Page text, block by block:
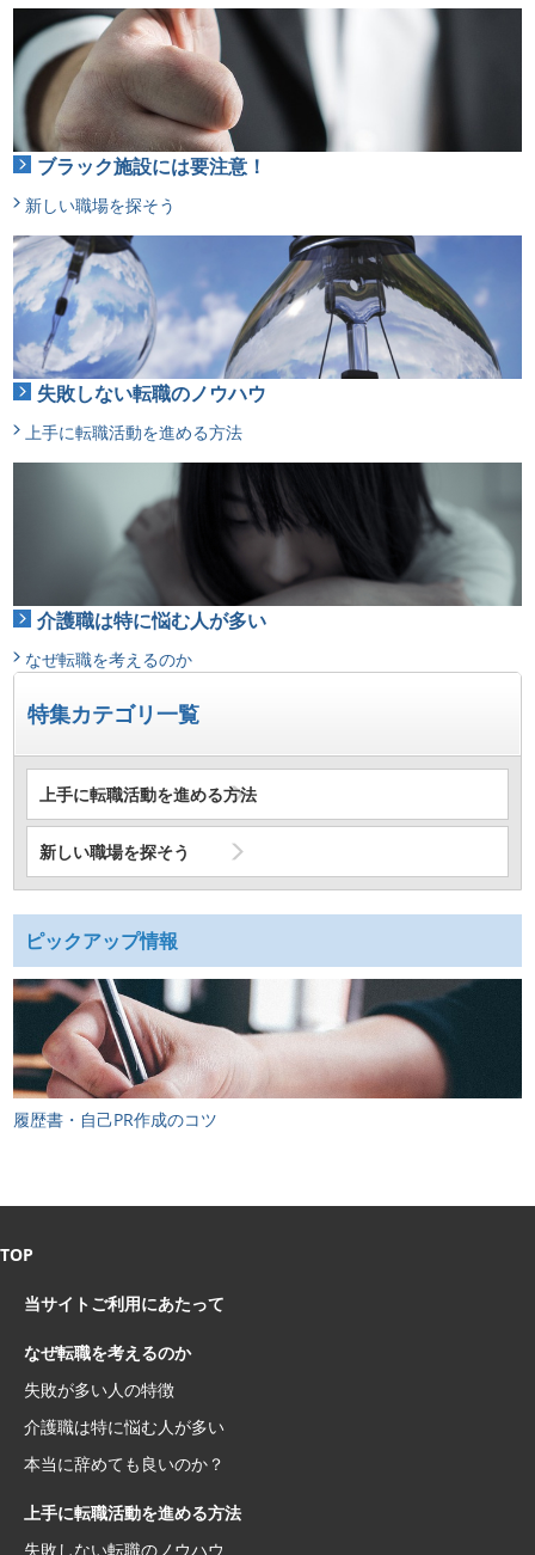
ブラック施設には要注意！
新しい職場を探そう
失敗しない転職のノウハウ
上手に転職活動を進める方法
介護職は特に悩む人が多い
なぜ転職を考えるのか
特集カテゴリ一覧
上手に転職活動を進める方法
新しい職場を探そう
ピックアップ情報
履歴書・自己PR作成のコツ
TOP
当サイトご利用にあたって
なぜ転職を考えるのか
失敗が多い人の特徴
介護職は特に悩む人が多い
本当に辞めても良いのか？
上手に転職活動を進める方法
失敗しない転職のノウハウ